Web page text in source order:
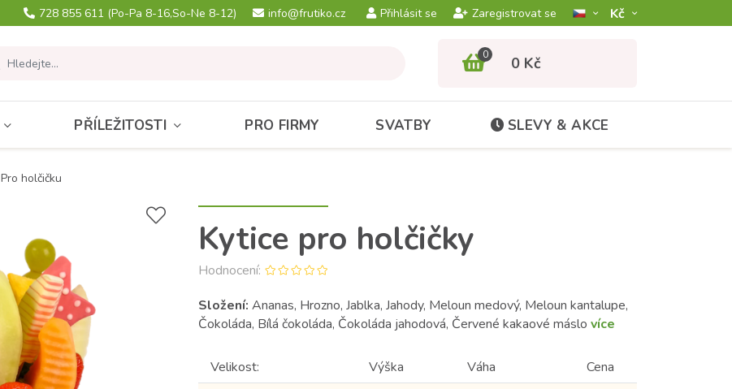
728 855 611 (Po-Pa 8-16,So-Ne 8-12) info@frutiko.cz Přihlásit se Zaregistrovat se Kč­
0 0 Kč
PŘÍLEŽITOSTI PRO FIRMY SVATBY SLEVY & AKCE
Pro holčičku
Kytice pro holčičky
Hodnocení:
Složení: Ananas, Hrozno, Jablka, Jahody, Meloun medový, Meloun kantalupe,
Čokoláda, Bílá čokoláda, Čokoláda jahodová, Červené kakaové máslo více
Velikost: Výška Váha
Cena